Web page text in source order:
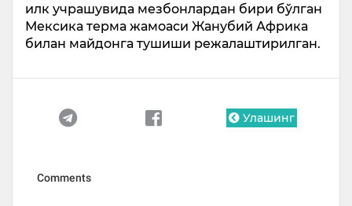
илк учрашувида мезбонлардан бири бўлган
Мексика терма жамоаси Жанубий Африка
билан майдонга тушиши режалаштирилган.
Улашинг